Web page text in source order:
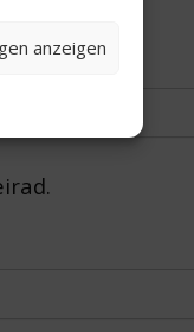
anzeigen